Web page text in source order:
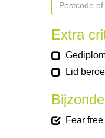
Extra
Lid
Fear